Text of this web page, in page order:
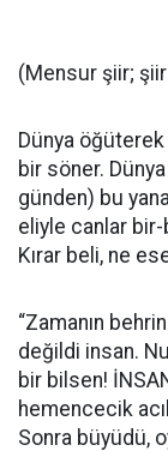
(Mensur şiir;
Dünya öğüterek
bir söner.
günden) bu
eliyle canlar
Kırar beli, ne
“Zamanın
değildi insan.
bir bilsen!
hemencecik
Sonra büyüdü,